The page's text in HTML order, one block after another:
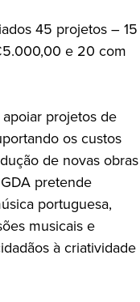
45 projetos – 15
e 20 com
projetos de
os custos
de novas obras
pretende
portuguesa,
musicais e
à criatividade